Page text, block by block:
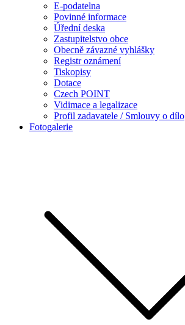
E-podatelna
Povinné informace
Úřední deska
Zastupitelstvo obce
Obecně závazné vyhlášky
Registr oznámení
Tiskopisy
Dotace
Czech POINT
Vidimace a legalizace
Profil zadavatele / Smlouvy o dílo
Fotogalerie